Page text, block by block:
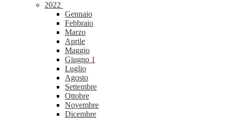
2022
Gennaio
Febbraio
Marzo
Aprile
Maggio
Giugno 1
Luglio
Agosto
Settembre
Ottobre
Novembre
Dicembre